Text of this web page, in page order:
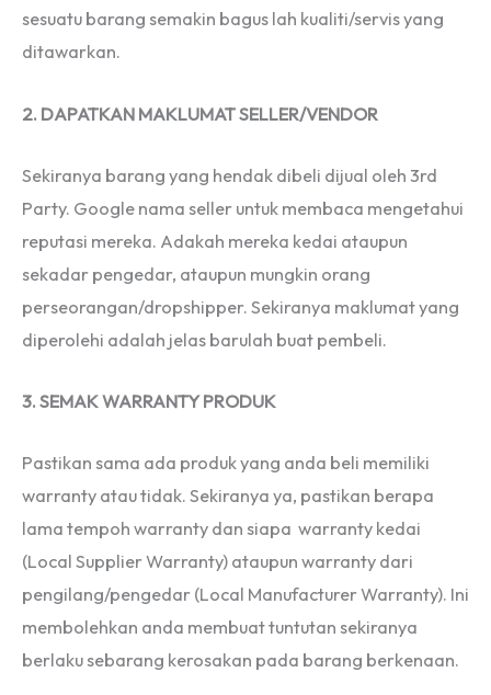
sesuatu barang semakin bagus lah kualiti/servis yang
ditawarkan.
2. DAPATKAN MAKLUMAT SELLER/VENDOR
Sekiranya barang yang hendak dibeli dijual oleh 3rd
Party. Google nama seller untuk membaca mengetahui
reputasi mereka. Adakah mereka kedai ataupun
sekadar pengedar, ataupun mungkin orang
perseorangan/dropshipper. Sekiranya maklumat yang
diperolehi adalah jelas barulah buat pembeli.
3. SEMAK WARRANTY PRODUK
Pastikan sama ada produk yang anda beli memiliki
warranty atau tidak. Sekiranya ya, pastikan berapa
lama tempoh warranty dan siapa warranty kedai
(Local Supplier Warranty) ataupun warranty dari
pengilang/pengedar (Local Manufacturer Warranty). Ini
membolehkan anda membuat tuntutan sekiranya
berlaku sebarang kerosakan pada barang berkenaan.